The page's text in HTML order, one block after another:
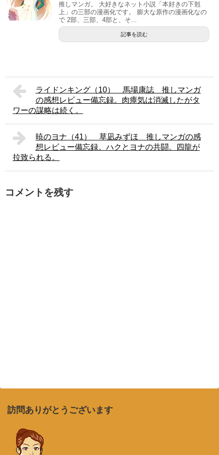
推しマンガ。 大好きなネット小説「本好きの下剋
上」の三部の漫画化です。 膨大な原作の漫画化なの
で 2部、三部、4部と、そ...
記事を読む
ライドンキング（10） 馬場康誌 推しマンガ
の感想レビュー備忘録。肉瘴気は消滅したがタ
ワーの謀略は続く。
暁のヨナ（41） 草凪みずほ 推しマンガの感
想レビュー備忘録。ハクとヨナの共闘。四龍が
拉致られる。
コメントを残す
訪問ありがとうございます